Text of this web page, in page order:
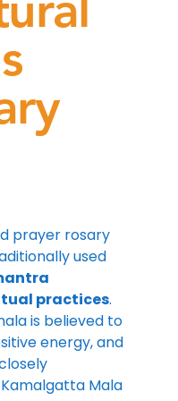
prayer rosary
used
practices.
is believed to
energy, and
Mala